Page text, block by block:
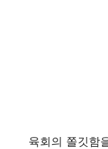
육회의 쫄깃함